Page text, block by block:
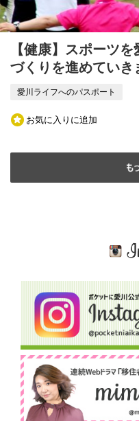
【健康】スポーツ
づくりを進めていき
お気に入りに追加
愛川ライフへのパスポート